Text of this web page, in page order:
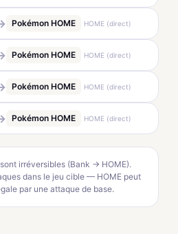
Pokémon HOME HOME (direct)
Pokémon HOME HOME (direct)
Pokémon HOME HOME (direct)
Pokémon HOME HOME (direct)
irréversibles (Bank → HOME).
dans le jeu cible — HOME peut
par une attaque de base.